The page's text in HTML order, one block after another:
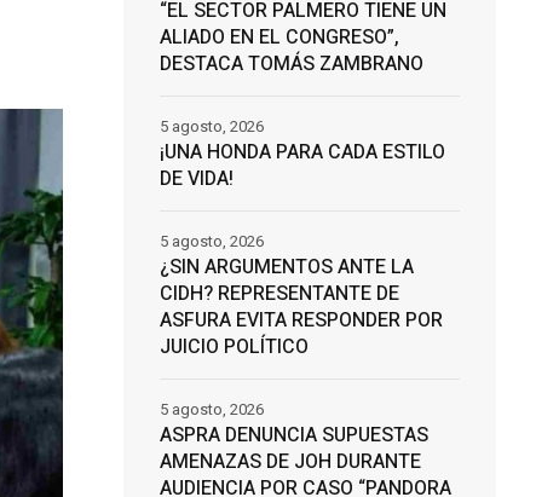
“EL SECTOR PALMERO TIENE UN
ALIADO EN EL CONGRESO”,
DESTACA TOMÁS ZAMBRANO
¡UNA HONDA PARA CADA ESTILO
DE VIDA!
5 agosto, 2026
¿SIN ARGUMENTOS ANTE LA
CIDH? REPRESENTANTE DE
ASFURA EVITA RESPONDER POR
JUICIO POLÍTICO
5 agosto, 2026
ASPRA DENUNCIA SUPUESTAS
AMENAZAS DE JOH DURANTE
AUDIENCIA POR CASO “PANDORA
5 agosto, 2026